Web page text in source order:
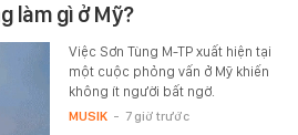
làm gì ở Mỹ?
Việc Sơn Tùng M-TP xuất hiện tại
một cuộc phỏng vấn ở Mỹ khiến
không ít người bất ngờ.
MUSIK - 7 giờ trước